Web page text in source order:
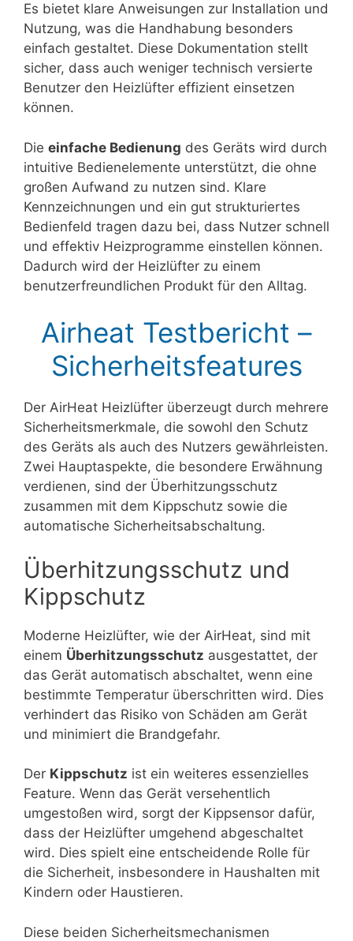
Es bietet klare Anweisungen zur Installation und
Nutzung, was die Handhabung besonders
einfach gestaltet. Diese Dokumentation stellt
sicher, dass auch weniger technisch versierte
Benutzer den Heizlüfter effizient einsetzen
können.
Die einfache Bedienung des Geräts wird durch
intuitive Bedienelemente unterstützt, die ohne
großen Aufwand zu nutzen sind. Klare
Kennzeichnungen und ein gut strukturiertes
Bedienfeld tragen dazu bei, dass Nutzer schnell
und effektiv Heizprogramme einstellen können.
Dadurch wird der Heizlüfter zu einem
benutzerfreundlichen Produkt für den Alltag.
Airheat Testbericht –
Sicherheitsfeatures
Der AirHeat Heizlüfter überzeugt durch mehrere
Sicherheitsmerkmale, die sowohl den Schutz
des Geräts als auch des Nutzers gewährleisten.
Zwei Hauptaspekte, die besondere Erwähnung
verdienen, sind der Überhitzungsschutz
zusammen mit dem Kippschutz sowie die
automatische Sicherheitsabschaltung.
Überhitzungsschutz und
Kippschutz
Moderne Heizlüfter, wie der AirHeat, sind mit
einem Überhitzungsschutz ausgestattet, der
das Gerät automatisch abschaltet, wenn eine
bestimmte Temperatur überschritten wird. Dies
verhindert das Risiko von Schäden am Gerät
und minimiert die Brandgefahr.
Der Kippschutz ist ein weiteres essenzielles
Feature. Wenn das Gerät versehentlich
umgestoßen wird, sorgt der Kippsensor dafür,
dass der Heizlüfter umgehend abgeschaltet
wird. Dies spielt eine entscheidende Rolle für
die Sicherheit, insbesondere in Haushalten mit
Kindern oder Haustieren.
Diese beiden Sicherheitsmechanismen